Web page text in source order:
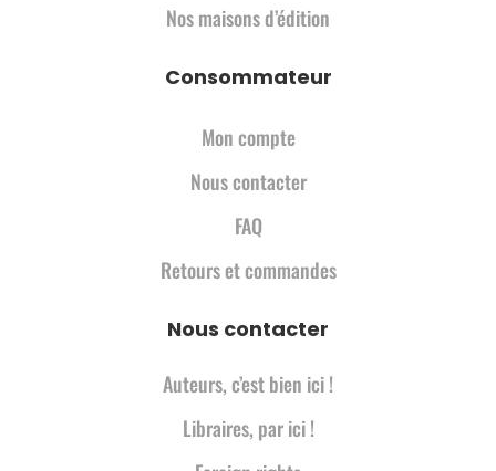
Nos maisons d’édition
Consommateur
Mon compte
Nous contacter
FAQ
Retours et commandes
Nous contacter
Auteurs, c’est bien ici !
Libraires, par ici !